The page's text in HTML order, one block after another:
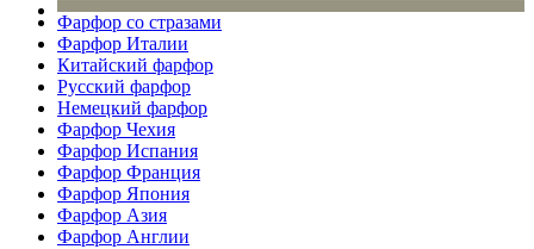
Фарфор со стразами
Фарфор Италии
Китайский фарфор
Русский фарфор
Немецкий фарфор
Фарфор Чехия
Фарфор Испания
Фарфор Франция
Фарфор Япония
Фарфор Азия
Фарфор Англии